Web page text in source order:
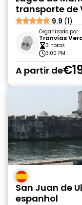
transporte de
9.9 (1)
Organizado por
Tranvías
3 horas
3:00 PM
A partir de
San Juan de
espanhol